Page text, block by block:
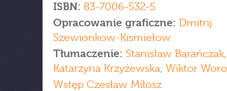
ISBN: 83-7006-532-5
Opracowanie graficzne: Dmitrij
Szewionkow-Kismiełow
Tłumaczenie: Stanisław Barańczak,
Katarzyna Krzyżewska, Wiktor
Wstęp Czesław Miłosz